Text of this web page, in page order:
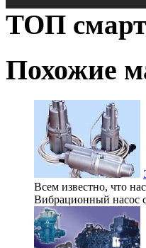
ТОП
Похожие
Всем известно, что
Вибрационный насос